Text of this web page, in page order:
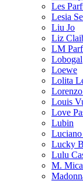
Les
Lesia
Liu Jo
Liz
LM
Lobogal
Loewe
Lolita
Louis
Love
Lubin
Lucky
Lulu
M.